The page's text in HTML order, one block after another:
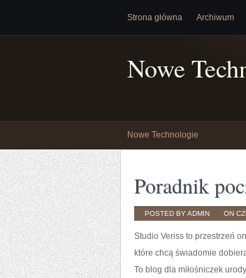
Strona główna Archiwum
Nowe
Nowe Technologie
Poradnik
POSTED BY ADMIN ON
Studio Veriss to przestrzeń
które chcą świadomie
To blog dla miłośniczek